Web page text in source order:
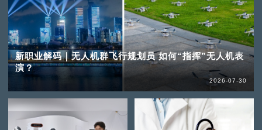
新职业解码｜无人机群飞行规划员 如何“指挥”无人机表
演？
2026-07-30